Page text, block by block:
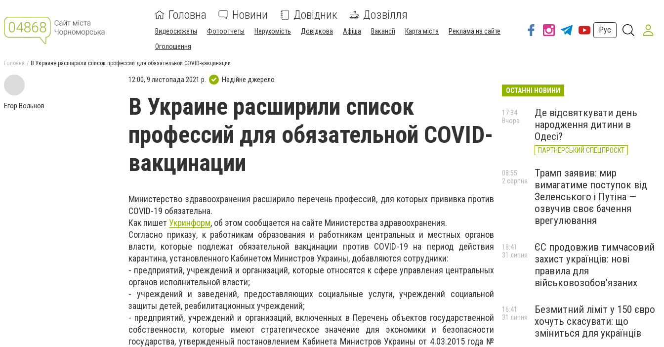
Головна Новини Довідник Дозвілля
Видеосюжеты Фотоотчеты Нерухомість Довідкова Афіша Вакансії Карта міста
Реклама на сайте
Оголошення
Рус
Головна В Украине расширили список профессий для обязательной COVID-вакцинации
Егор Вольнов
12:00, 9 листопада 2021 р. Надійне джерело
В Украине расширили список
профессий для обязательной COVID-
вакцинации
Министерство здравоохранения расширило перечень профессий, для которых прививка против
COVID-19 обязательна.
Как пишетУкринформ, об этом сообщается на сайте Министерства здравоохранения.
Согласно приказу, к работникам образования и работникам центральных и местных органов
власти, которые подлежат обязательной вакцинации против COVID-19 на период действия
карантина, установленного Кабинетом Министров Украины, добавляются сотрудники:
- предприятий, учреждений и организаций, которые относятся к сфере управления центральных
органов исполнительной власти;
- учреждений и заведений, предоставляющих социальные услуги, учреждений социальной
защиты детей, реабилитационных учреждений;
- предприятий, учреждений и организаций, включенных в Перечень объектов государственной
собственности, которые имеют стратегическое значение для экономики и безопасности
государства, утвержденный постановлением Кабинета Министров Украины от 4.03.2015 года №
ОСТАННІ НОВИНИ
Де відсвяткувати день
народження дитини в
Одесі?
ПАРТНЕРСЬКИЙ СПЕЦПРОЄКТ
17:34
Вчора
Трамп заявив: мир
вимагатиме поступок від
Зеленського і Путіна —
озвучив своє бачення
врегулювання
08:55
2 серпня
ЄС продовжив тимчасовий
захист українців: нові
правила для
військовозобов’язаних
18:41
31 липня
Безмитний ліміт у 150 євро
хочуть скасувати: що
зміниться для українців
16:41
31 липня